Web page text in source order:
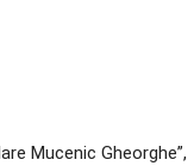
Mucenic Gheorghe”,